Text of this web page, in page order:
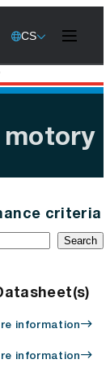
CS
motory
criteria
Search
information
information